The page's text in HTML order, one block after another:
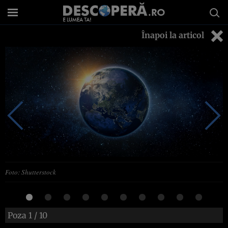
Înapoi la articol
Foto: Shutterstock
Poza 1 / 10